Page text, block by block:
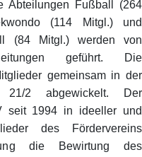
Abteilungen Fußball (264
(114 Mitgl.) und
(84 Mitgl.) werden von
geführt. Die
gemeinsam in der
21/2 abgewickelt. Der
seit 1994 in ideeller und
des Fördervereins
die Bewirtung des